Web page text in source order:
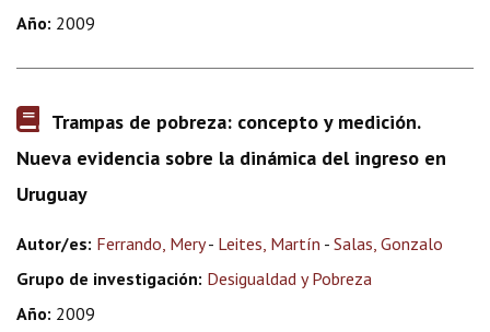
Año: 2009
Trampas de pobreza: concepto y medición.
Nueva evidencia sobre la dinámica del ingreso en
Uruguay
Autor/es: Ferrando, Mery- Leites, Martín - Salas, Gonzalo
Grupo de investigación: Desigualdad y Pobreza
Año: 2009